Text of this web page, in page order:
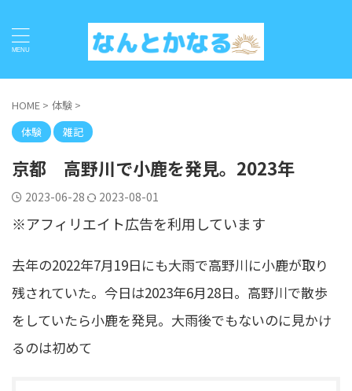
HOME > 体験 >
体験
雑記
京都 高野川で小鹿を発見。2023年
2023-06-28 2023-08-01
※アフィリエイト広告を利用しています
去年の2022年7月19日にも大雨で高野川に小鹿が取り
残されていた。今日は2023年6月28日。高野川で散歩
をしていたら小鹿を発見。大雨後でもないのに見かけ
るのは初めて